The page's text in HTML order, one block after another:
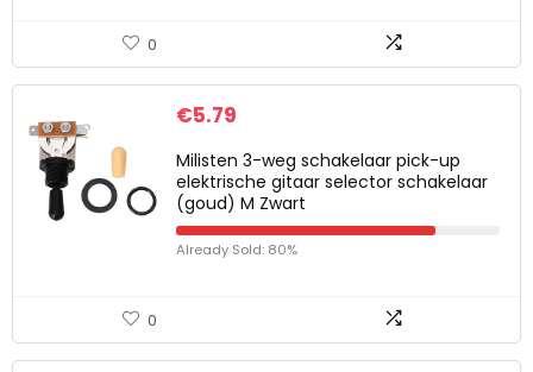
0
€5.79
Milisten 3-weg schakelaar pick-up
elektrische gitaar selector schakelaar
(goud) M Zwart
Already Sold: 80%
0